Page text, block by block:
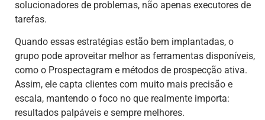
solucionadores de problemas, não apenas executores de
tarefas.
Quando essas estratégias estão bem implantadas, o
grupo pode aproveitar melhor as ferramentas disponíveis,
como o Prospectagram e métodos de prospecção ativa.
Assim, ele capta clientes com muito mais precisão e
escala, mantendo o foco no que realmente importa:
resultados palpáveis e sempre melhores.